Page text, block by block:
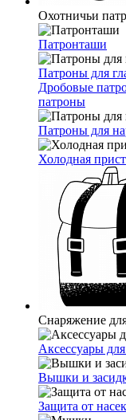
Охотничьи
Патронташи
Патроны для
Дробовые
патроны
Патроны для
Холодная
Снаряжение
Аксессуары
Вышки и
Защита от